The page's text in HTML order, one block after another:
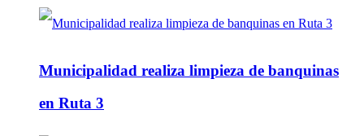
Municipalidad realiza limpieza de banquinas
en Ruta 3